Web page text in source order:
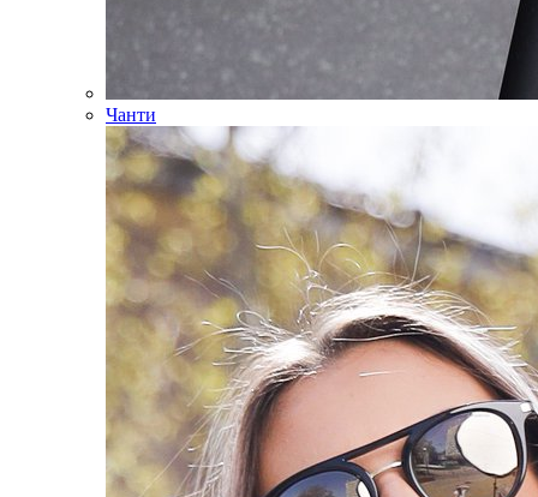
Чанти